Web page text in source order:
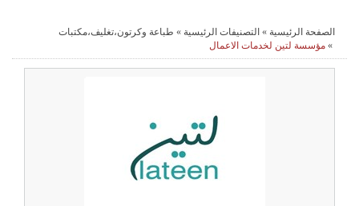
الصفحة الرئيسية » التصنيفات الرئيسية » طباعة وكرتون،تغليف،مكتبات
» مؤسسة لتين لخدمات الاعمال